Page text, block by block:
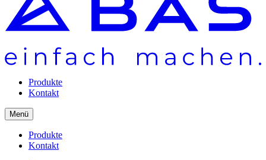
Produkte
Kontakt
Menü
Produkte
Kontakt